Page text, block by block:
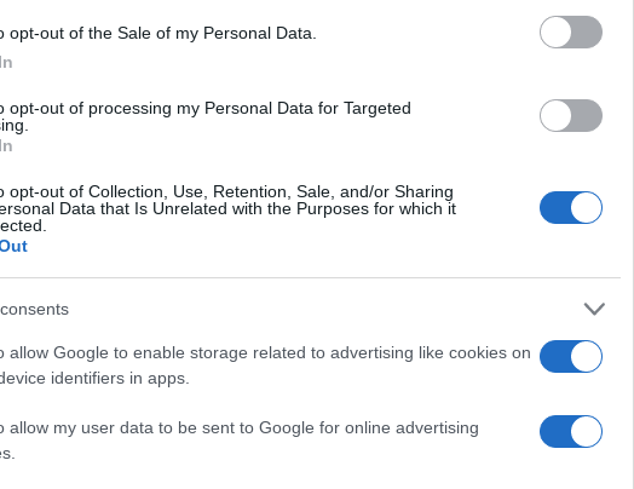
opt-out of the Sale of my Personal Data.
opt-out of processing my Personal Data for Targeted
opt-out of Collection, Use, Retention, Sale, and/or Sharing
Data that Is Unrelated with the Purposes for which it
allow Google to enable storage related to advertising like cookies on
identifiers in apps.
allow my user data to be sent to Google for online advertising
aziende moderne
si trovano ad affrontare sfide enormi per
Secondo un rapporto recente, il
non è solo un dato, è un campanello